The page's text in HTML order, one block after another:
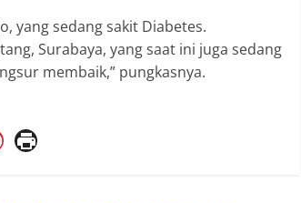
yang sedang sakit Diabetes.
Surabaya, yang saat ini juga sedang
membaik,” pungkasnya.